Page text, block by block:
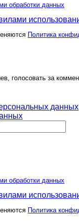
Австралия Елена
Наталья*
Весна29.04
обработки данных
Политика
голосовать за
данных
обработки данных
Политика